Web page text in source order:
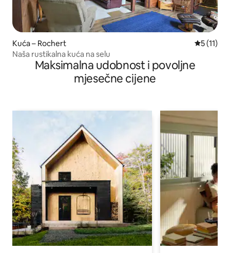
Kuća – Rochert
5 (11)
Naša rustikalna kuća na selu
Maksimalna udobnost i povoljne
mjesečne cijene